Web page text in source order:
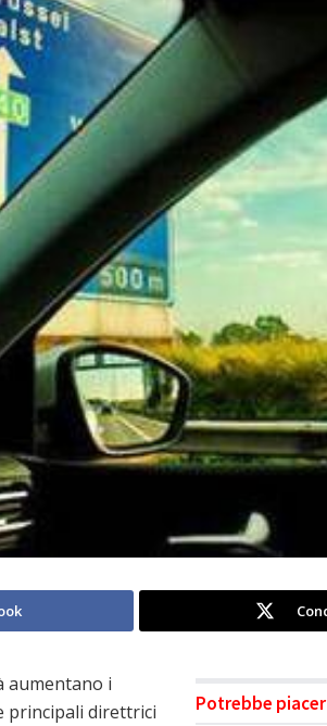
Potrebbe
aumentano i
principali direttrici